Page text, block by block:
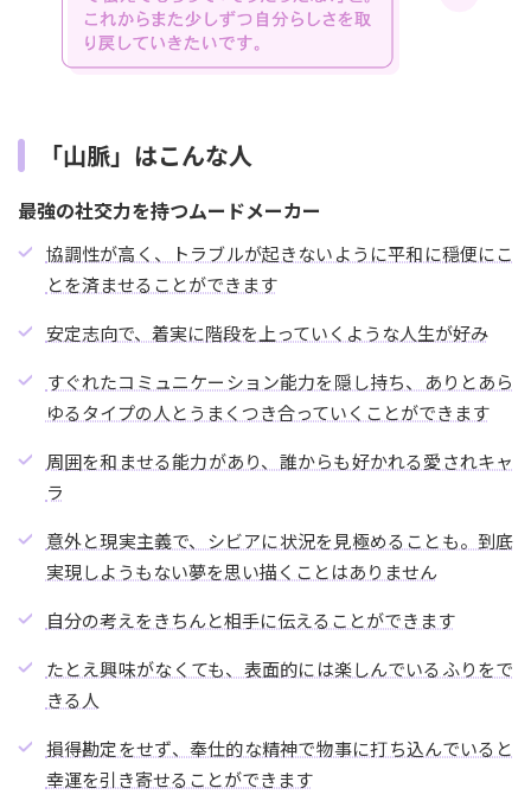
「山脈」はこんな人
最強の社交力を持つムードメーカー
協調性が高く、トラブルが起きないように平和に穏便にこ
とを済ませることができます
安定志向で、着実に階段を上っていくような人生が好み
すぐれたコミュニケーション能力を隠し持ち、ありとあら
ゆるタイプの人とうまくつき合っていくことができます
周囲を和ませる能力があり、誰からも好かれる愛されキャ
ラ
意外と現実主義で、シビアに状況を見極めることも。到底
実現しようもない夢を思い描くことはありません
自分の考えをきちんと相手に伝えることができます
たとえ興味がなくても、表面的には楽しんでいるふりをで
きる人
損得勘定をせず、奉仕的な精神で物事に打ち込んでいると
幸運を引き寄せることができます